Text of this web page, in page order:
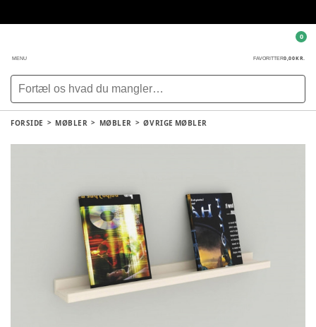
MENU FAVORITTER0,00 KR.
0
FORSIDE MØBLER MØBLER ØVRIGE MØBLER